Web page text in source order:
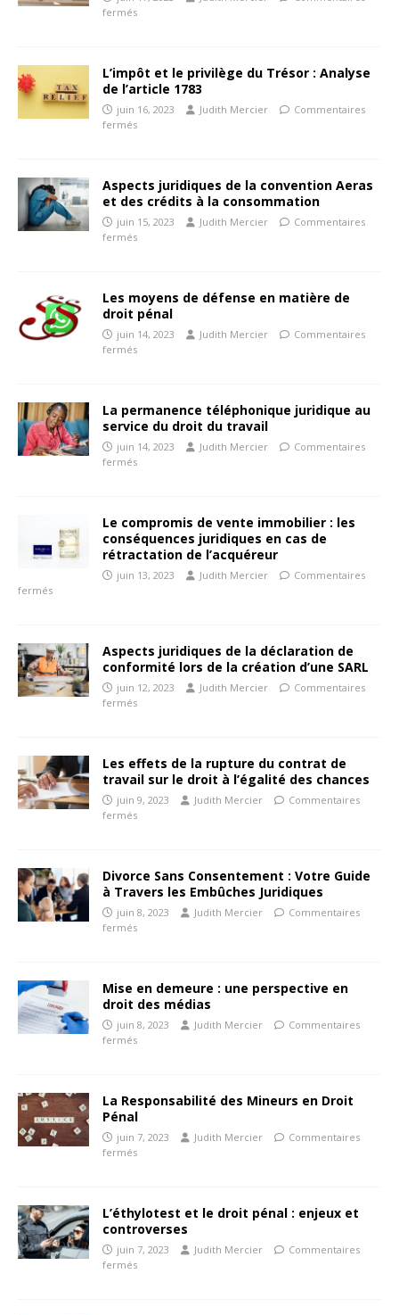
fermés
L’impôt et le privilège du Trésor : Analyse
de l’article 1783
juin 16, 2023 Judith Mercier
Commentaires
fermés
Aspects juridiques de la convention Aeras
et des crédits à la consommation
juin 15, 2023 Judith Mercier
Commentaires
fermés
Les moyens de défense en matière de
droit pénal
juin 14, 2023 Judith Mercier
Commentaires
fermés
La permanence téléphonique juridique au
service du droit du travail
juin 14, 2023 Judith Mercier
Commentaires
fermés
Le compromis de vente immobilier : les
conséquences juridiques en cas de
rétractation de l’acquéreur
juin 13, 2023 Judith Mercier
Commentaires
fermés
Aspects juridiques de la déclaration de
conformité lors de la création d’une SARL
juin 12, 2023 Judith Mercier
Commentaires
fermés
Les effets de la rupture du contrat de
travail sur le droit à l’égalité des chances
juin 9, 2023 Judith Mercier
Commentaires
fermés
Divorce Sans Consentement : Votre Guide
à Travers les Embûches Juridiques
juin 8, 2023 Judith Mercier
Commentaires
fermés
Mise en demeure : une perspective en
droit des médias
juin 8, 2023 Judith Mercier
Commentaires
fermés
La Responsabilité des Mineurs en Droit
Pénal
juin 7, 2023 Judith Mercier
Commentaires
fermés
L’éthylotest et le droit pénal : enjeux et
controverses
juin 7, 2023 Judith Mercier
Commentaires
fermés